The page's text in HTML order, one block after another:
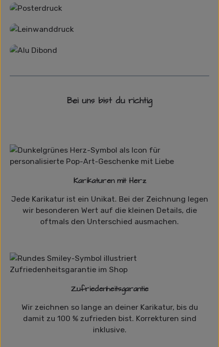
Bei uns bist du richtig
Karikaturen mit Herz
Jede Karikatur ist ein Unikat. Bei der Zeichnung legen
wir besonderen Wert auf die kleinen Details, die
oftmals den Unterschied ausmachen.
Zufriedenheitsgarantie
Wir zeichnen so lange an deiner Karikatur, bis du
damit zu 100 % zufrieden bist. Korrekturen sind
inklusive.